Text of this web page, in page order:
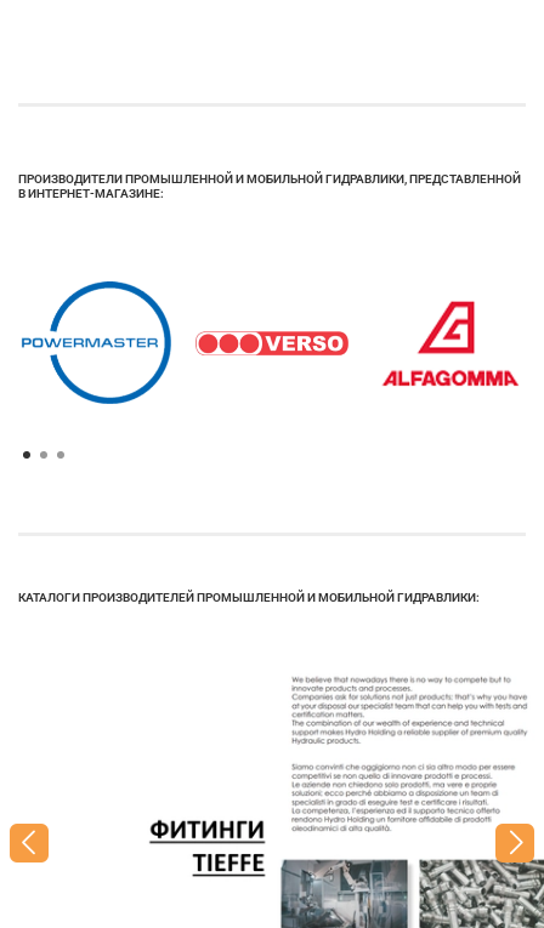
ПРОИЗВОДИТЕЛИ ПРОМЫШЛЕННОЙ И МОБИЛЬНОЙ ГИДРАВЛИКИ, ПРЕДСТАВЛЕННОЙ
В ИНТЕРНЕТ-МАГАЗИНЕ:
КАТАЛОГИ ПРОИЗВОДИТЕЛЕЙ ПРОМЫШЛЕННОЙ И МОБИЛЬНОЙ ГИДРАВЛИКИ: